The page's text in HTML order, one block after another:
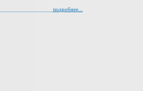
подробнее...